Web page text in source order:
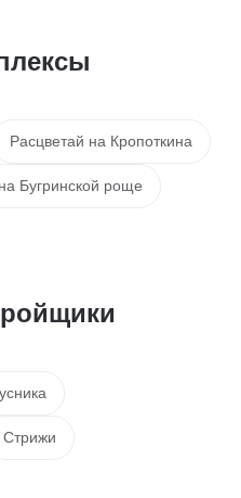
Расцветай на Кропоткина
Бугринской роще
Стрижи